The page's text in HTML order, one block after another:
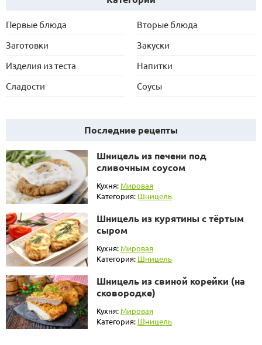
Первые блюда
Вторые блюда
Заготовки
Закуски
Изделия из теста
Напитки
Сладости
Соусы
Последние рецепты
Шницель из печени под
сливочным соусом
Кухня: Мировая
Категория: Шницель
Шницель из курятины с тёртым
сыром
Кухня: Мировая
Категория: Шницель
Шницель из свиной корейки (на
сковородке)
Кухня: Мировая
Категория: Шницель